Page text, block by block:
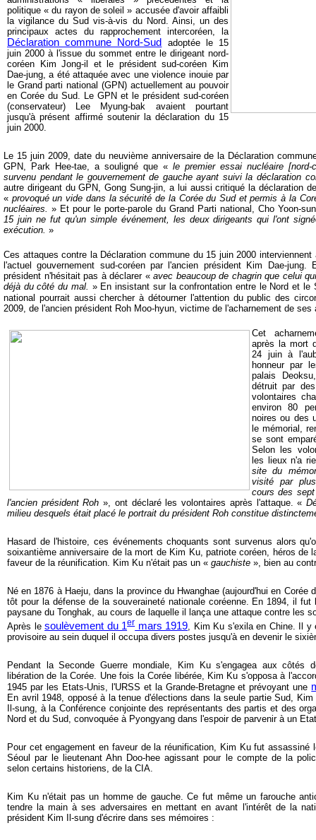
politique « du rayon de soleil » accusée d'avoir affaibli
la vigilance du Sud vis-à-vis du Nord. Ainsi, un des
principaux actes du rapprochement intercoréen, la
Déclaration commune Nord-Sud
adoptée le 15
juin 2000 à l'issue du sommet entre le dirigeant nord-
coréen Kim Jong-il et le président sud-coréen Kim
Dae-jung, a été attaquée avec une violence inouie par
le Grand parti national (GPN) actuellement au pouvoir
en Corée du Sud. Le GPN et le président sud-coréen
(conservateur) Lee Myung-bak avaient pourtant
jusqu'à présent affirmé soutenir la déclaration du 15
juin 2000.
Le 15 juin 2009, date du neuvième anniversaire de la Déclaration
GPN, Park Hee-tae, a souligné que « le premier essai nucléaire
survenu pendant le gouvernement de gauche ayant suivi la déclaration
autre dirigeant du GPN, Gong Sung-jin, a lui aussi critiqué la déclaration
« provoqué un vide dans la sécurité de la Corée du Sud et permis à la
nucléaires. » Et pour le porte-parole du Grand Parti national, Cho Yoon-
15 juin ne fut qu'un simple événement, les deux dirigeants qui l'ont
exécution. »
Ces attaques contre la Déclaration commune du 15 juin 2000
l'actuel gouvernement sud-coréen par l'ancien président Kim Dae-
président n'hésitait pas à déclarer «avec beaucoup de chagrin que celui
déjà du côté du mal. » En insistant sur la confrontation entre le Nord et le
national pourrait aussi chercher à détourner l'attention du public des
2009, de l'ancien président Roh Moo-hyun, victime de l'acharnement de ses
Cet
après la mort
24 juin à
honneur par
palais
détruit par
volontaires
environ 80
noires ou des
le mémorial,
se sont
Selon les
les lieux n'a
site du
visité par
cours des
l'ancien président Roh », ont déclaré les volontaires après l'attaque. «
milieu desquels était placé le portrait du président Roh constitue
Hasard de l'histoire, ces événements choquants sont survenus alors
soixantième anniversaire de la mort de Kim Ku, patriote coréen, héros de
faveur de la réunification. Kim Ku n'était pas un « gauchiste », bien au
Né en 1876 à Haeju, dans la province du Hwanghae (aujourd'hui en Corée
tôt pour la défense de la souveraineté nationale coréenne. En 1894, il
paysane du Tonghak, au cours de laquelle il lança une attaque contre les
Après lesoulèvement du 1ermars 1919, Kim Ku s'exila en Chine. Il y
provisoire au sein duquel il occupa divers postes jusqu'à en devenir le
Pendant la Seconde Guerre mondiale, Kim Ku s'engagea aux côtés
libération de la Corée. Une fois la Corée libérée, Kim Ku s'opposa à
1945 par les Etats-Unis, l'URSS et la Grande-Bretagne et prévoyant une
En avril 1948, opposé à la tenue d'élections dans la seule partie Sud, Kim
Il-sung, à la Conférence conjointe des représentants des partis et des
Nord et du Sud, convoquée à Pyongyang dans l'espoir de parvenir à un
Pour cet engagement en faveur de la réunification, Kim Ku fut assassiné
Séoul par le lieutenant Ahn Doo-hee agissant pour le compte de la
selon certains historiens, de la CIA.
Kim Ku n'était pas un homme de gauche. Ce fut même un farouche
tendre la main à ses adversaires en mettant en avant l'intérêt de la
président Kim Il-sung d'écrire dans ses mémoires :